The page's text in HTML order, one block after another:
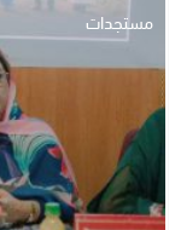
مستجدات